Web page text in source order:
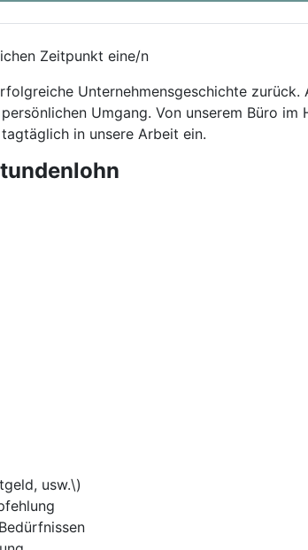
Zeitpunkt eine/n
Unternehmensgeschichte zurück.
Umgang. Von unserem Büro im
in unsere Arbeit ein.
usw.\)